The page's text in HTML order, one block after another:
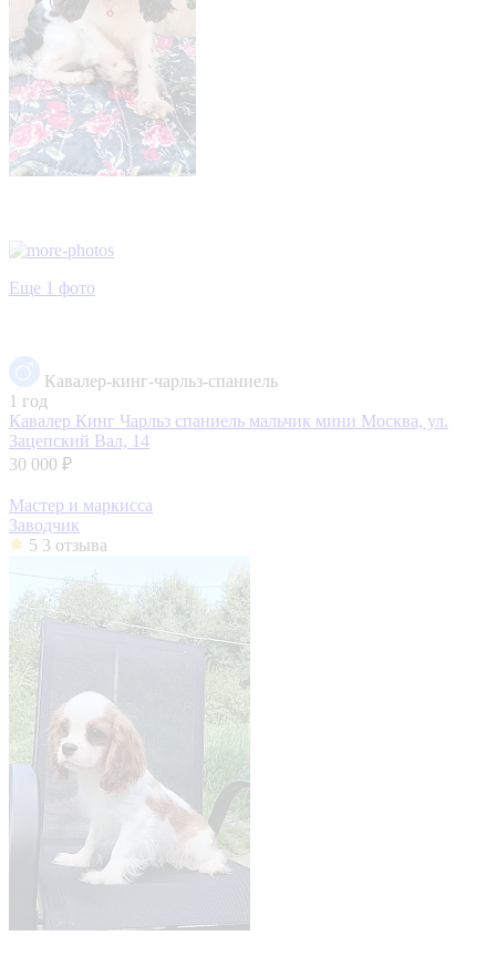
Еще 1 фото
Кавалер-кинг-чарльз-спаниель
1 год
Кавалер Кинг Чарльз спаниель мальчик мини Москва, ул.
Зацепский Вал, 14
30 000 ₽
Мастер и маркисса
Заводчик
5 3 отзыва